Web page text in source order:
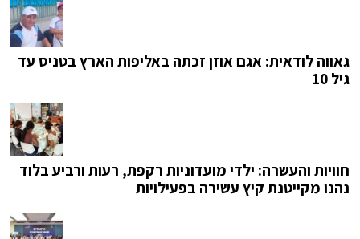
גאווה לודאית: אגם אוזן זכתה באליפות הארץ בטניס עד
גיל 10
חוויות והעשרה: ילדי מועדוניות רקפת, רעות ורביע בלוד
נהנו מקייטנת קיץ עשירה בפעילויות